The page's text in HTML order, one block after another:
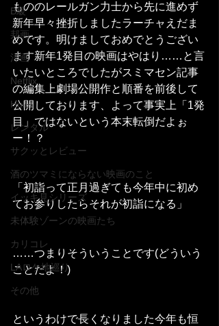
B級
邦画
洋画
Netflix
Hulu
レンタル
サクッとレビュー
酒のツマミにならない映画のこと
イッキ見シリーズ
未体験ゾーンの映画たち
カリコレ
LAロケ地巡り
その他
もののレールガン力士から先に進めず
新年早々挫折しましたラーチャえだま
めです。明けましておめでとうござい
ます新年1発目の映画はやはり……と言
いたいところでしたがスミマセン記事
の編集上劇場公開作と順番を前後して
公開しております、よって事実上「1発
目」ではないという本末転倒だよぉ
ー！？
「初詣って正月過ぎても今年中に初め
てお参りしたらそれが初詣になる」
……つまりそういうことです(どういう
ことだよ！)
というわけで長くなりました今年も恒